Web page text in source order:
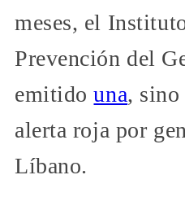
meses, el
Prevención del
emitidouna, sino
alerta roja por
Líbano.